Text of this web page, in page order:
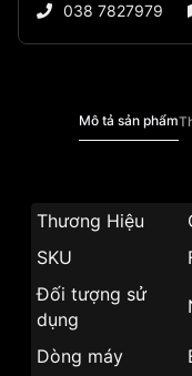
038 7827979
Mô tả sản phẩm
Thương Hiệu
SKU
Đối tượng sử
dụng
Dòng máy